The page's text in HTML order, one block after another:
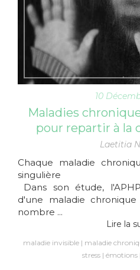
10
Maladies
pour repartir à la
Laetitia
Chaque maladie
singulière
Dans son étude,
d'une maladie
nombre ...
Lire la
maladie invisible maladie
stress émotions